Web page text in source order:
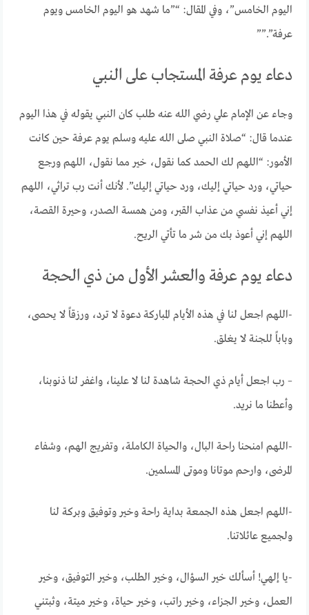
اليوم الخامس”، وفي المقال: “”ما شهد هو اليوم الخامس ويوم
عرفة”.””
دعاء يوم عرفة المستجاب على النبي
وجاء عن الإمام علي رضي الله عنه طلب كان النبي يقوله في هذا اليوم
عندما قال: “صلاة النبي صلى الله عليه وسلم يوم عرفة حين كانت
الأمور: “اللهم لك الحمد كما نقول، خير مما نقول، اللهم ورجع
حياتي، ورد حياتي إليك، ورد حياتي إليك”. لأنك أنت رب تراثي، اللهم
إني أعيذ نفسي من عذاب القبر، ومن همسة الصدر، وحيرة القصة،
اللهم إني أعوذ بك من شر ما تأتي الريح.
دعاء يوم عرفة والعشر الأول من ذي الحجة
-اللهم اجعل لنا في هذه الأيام المباركة دعوة لا ترد، ورزقاً لا يحصى،
وباباً للجنة لا يغلق.
– رب اجعل أيام ذي الحجة شاهدة لنا لا علينا، واغفر لنا ذنوبنا،
وأعطنا ما نريد.
-اللهم امنحنا راحة البال، والحياة الكاملة، وتفريج الهم، وشفاء
المرضى، وارحم موتانا وموتى المسلمين.
-اللهم اجعل هذه الجمعة بداية راحة وخير وتوفيق وبركة لنا
ولجميع عائلاتنا.
-يا إلهي! أسألك خير السؤال، وخير الطلب، وخير التوفيق، وخير
العمل، وخير الجزاء، وخير راتب، وخير حياة، وخير ميتة، وثبتني